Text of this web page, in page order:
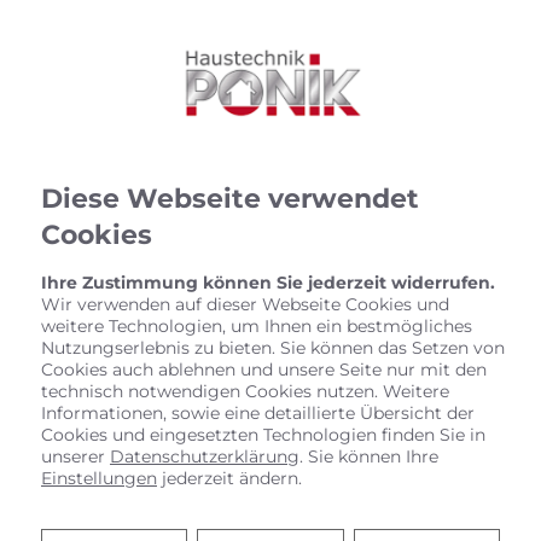
Diese Webseite verwendet
Cookies
Ihre Zustimmung können Sie jederzeit widerrufen.
Wir verwenden auf dieser Webseite Cookies und
weitere Technologien, um Ihnen ein bestmögliches
Nutzungserlebnis zu bieten. Sie können das Setzen von
Cookies auch ablehnen und unsere Seite nur mit den
technisch notwendigen Cookies nutzen. Weitere
Informationen, sowie eine detaillierte Übersicht der
Cookies und eingesetzten Technologien finden Sie in
unserer Datenschutzerklärung. Sie können Ihre
Einstellungen jederzeit ändern.